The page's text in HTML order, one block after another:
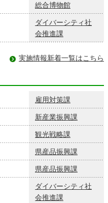
総合博物館
ダイバーシティ社
会推進課
実施情報新着一覧はこちら
雇用対策課
新産業振興課
観光戦略課
県産品振興課
県産品振興課
ダイバーシティ社
会推進課